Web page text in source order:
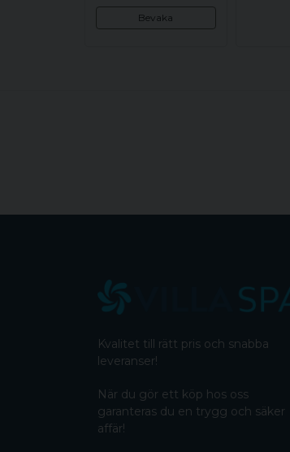
Bevaka
Kvalitet till rätt pris och snabba
leveranser!
När du gör ett köp hos oss
garanteras du en trygg och säker
affär!